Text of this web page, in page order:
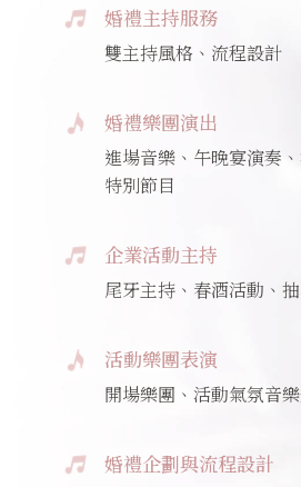
婚禮主持服務
雙主持風格、流程設計
婚禮樂團演出
進場音樂、午晚宴演奏
特別節目
企業活動主持
尾牙主持、春酒活動、
活動樂團表演
開場樂團、活動氣氛音
婚禮企劃與流程設計